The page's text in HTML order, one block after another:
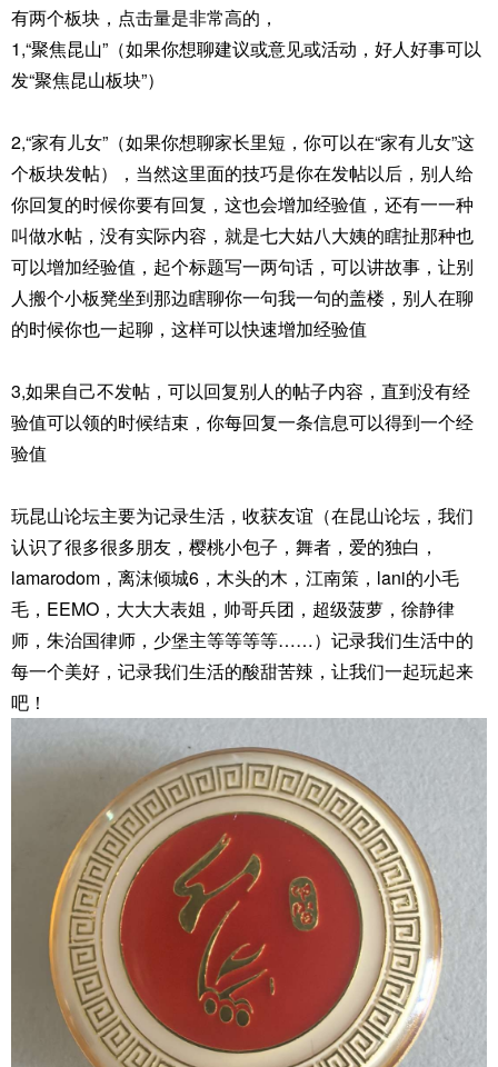
有两个板块，点击量是非常高的，
1,“聚焦昆山”（如果你想聊建议或意见或活动，好人好事可以
发“聚焦昆山板块”）
2,“家有儿女”（如果你想聊家长里短，你可以在“家有儿女”这
个板块发帖），当然这里面的技巧是你在发帖以后，别人给
你回复的时候你要有回复，这也会增加经验值，还有一一种
叫做水帖，没有实际内容，就是七大姑八大姨的瞎扯那种也
可以增加经验值，起个标题写一两句话，可以讲故事，让别
人搬个小板凳坐到那边瞎聊你一句我一句的盖楼，别人在聊
的时候你也一起聊，这样可以快速增加经验值
3,如果自己不发帖，可以回复别人的帖子内容，直到没有经
验值可以领的时候结束，你每回复一条信息可以得到一个经
验值
玩昆山论坛主要为记录生活，收获友谊（在昆山论坛，我们
认识了很多很多朋友，樱桃小包子，舞者，爱的独白，
lamarodom，离沫倾城6，木头的木，江南策，lani的小毛
毛，EEMO，大大大表姐，帅哥兵团，超级菠萝，徐静律
师，朱治国律师，少堡主等等等等……）记录我们生活中的
每一个美好，记录我们生活的酸甜苦辣，让我们一起玩起来
吧！